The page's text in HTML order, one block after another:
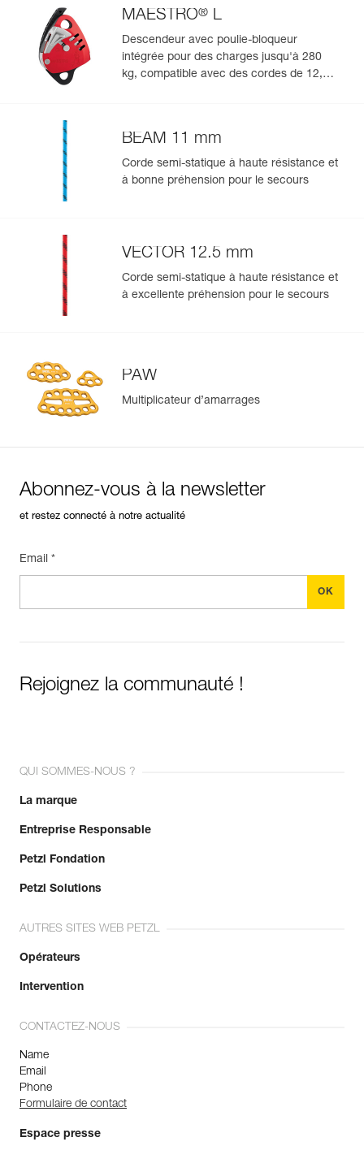
existantes.
Voir l'historique d'un produit à partir de sa date de
fabrication.
MAESTRO® L
Descendeur avec poulie-bloqueur
intégrée pour des charges jusqu'à 280
kg, compatible avec des cordes de 12,5 à
BEAM 11 mm
Corde semi-statique à haute résistance et
à bonne préhension pour le secours
VECTOR 12.5 mm
Corde semi-statique à haute résistance et
à excellente préhension pour le secours
PAW
Multiplicateur d’amarrages
Abonnez-vous à la newsletter
et restez connecté à notre actualité
Email *
Rejoignez la communauté !
QUI SOMMES-NOUS ?
La marque
Entreprise Responsable
Petzl Fondation
Petzl Solutions
AUTRES SITES WEB PETZL
Opérateurs
Intervention
CONTACTEZ-NOUS
Name
Email
Phone
Formulaire de contact
Espace presse